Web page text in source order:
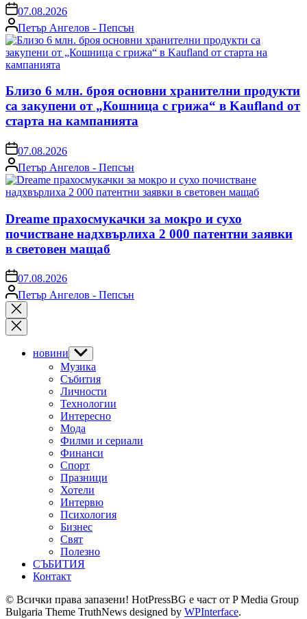
on07.08.2026
Posted
by
Петър Ангелов - Пепсън
Близо 6 млн. броя основни хранителни продукти
са закупени от „Кошница с грижа“ в Kaufland от
старта на кампанията
on07.08.2026
Posted
by
Петър Ангелов - Пепсън
Dreame прахосмукачки за мокро и сухо
почистване надхвърлиха 2 000 патентни заявки
в световен мащаб
on07.08.2026
Posted
by
Петър Ангелов - Пепсън
Close
search
новини Show
sub
menu
Музика
Събития
Личности
Технологии
Интересно
Мода
Филми и сериали
Финанси
Спорт
Празници
Хотели
Интервю
Психология
Бизнес
Свят
Полезно
СЪБИТИЯ
Контакт
© Всички права запазени! HotPressBG е част от P Media Group
Bulgaria Theme TruthNews designed by WPInterface.